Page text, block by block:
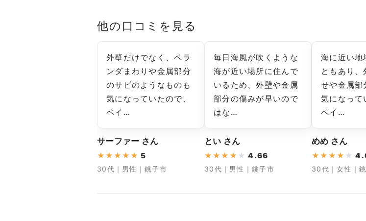
他の口コミを見る
外壁だけでなく、ベラ
ンダまわりや金属部分
のサビのようなものも
気になっていたので、
ペイ…
サーファー さん
★ ★ ★ ★ ★ 5
30代｜男性｜銚子市
毎日海風が吹くような
海が近い場所に住んで
いるため、外壁や金属
部分の傷みが早いので
はな…
とい さん
★ ★ ★ ★ ★ 4.66
30代｜男性｜銚子市
海に近い地
ともあり、
せや金属部
気になって
ペイ…
めめ さん
★ ★ ★ ★ ★
30代｜女性｜